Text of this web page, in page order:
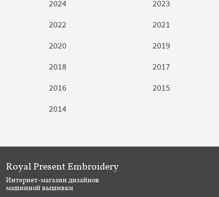
2024
2023
2022
2021
2020
2019
2018
2017
2016
2015
2014
Royal Present Embroidery
Интернет-магазин дизайнов
машинной вышивки